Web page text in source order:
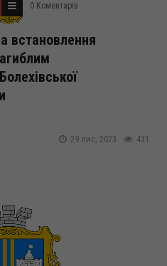
0 Коментарів
встановлення
431
29 лис, 2023